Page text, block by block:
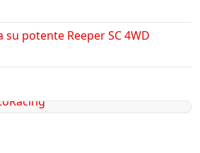
su potente Reeper SC 4WD